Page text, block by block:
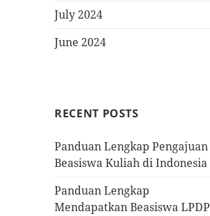
July 2024
June 2024
RECENT POSTS
Panduan Lengkap Pengajuan
Beasiswa Kuliah di Indonesia
Panduan Lengkap
Mendapatkan Beasiswa LPDP